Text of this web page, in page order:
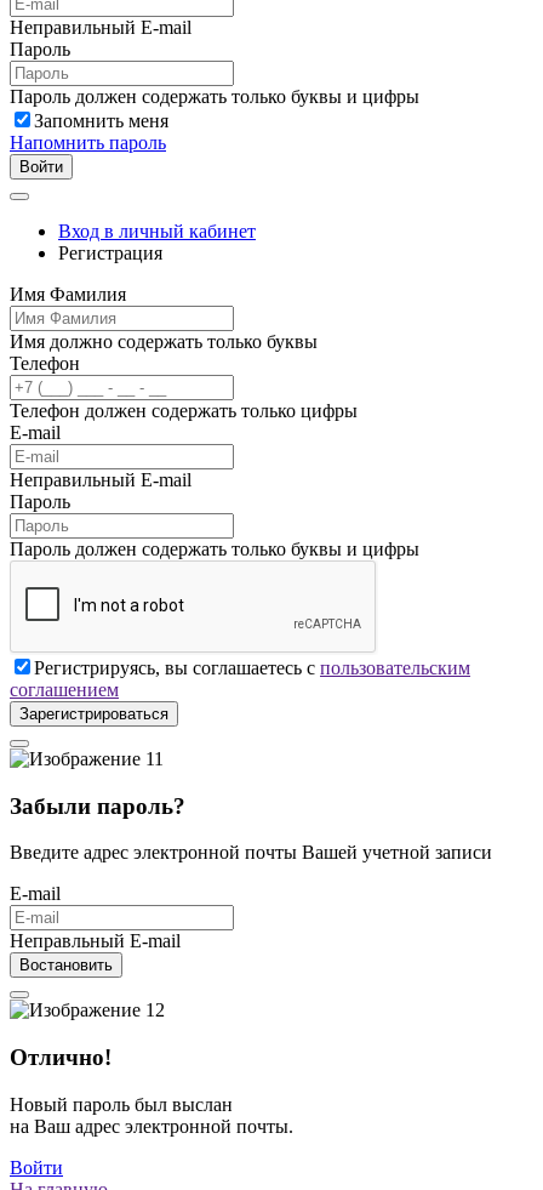
Неправильный E-mail
Пароль
Пароль должен содержать только буквы и цифры
Запомнить меня
Напомнить пароль
Войти
Вход в личный кабинет
Регистрация
Имя Фамилия
Имя должно содержать только буквы
Телефон
Телефон должен содержать только цифры
E-mail
Неправильный E-mail
Пароль
Пароль должен содержать только буквы и цифры
Регистрируясь, вы соглашаетесь с пользовательским
соглашением
Зарегистрироваться
Забыли пароль?
Введите адрес электронной почты Вашей учетной записи
E-mail
Неправльный E-mail
Востановить
Отлично!
Новый пароль был выслан
на Ваш адрес электронной почты.
Войти